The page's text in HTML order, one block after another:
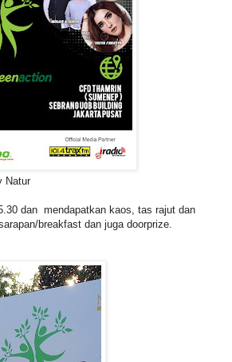
dan mendapatkan kaos, tas rajut dan
breakfast dan juga doorprize.